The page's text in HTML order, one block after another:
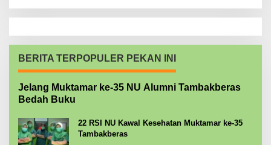
BERITA TERPOPULER PEKAN INI
Jelang Muktamar ke-35 NU Alumni Tambakberas
Bedah Buku
22 RSI NU Kawal Kesehatan Muktamar ke-35
Tambakberas